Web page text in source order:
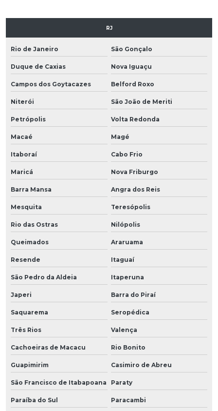
RJ
Rio de Janeiro São Gonçalo
Duque de Caxias Nova Iguaçu
Campos dos Goytacazes Belford Roxo
Niterói São João de Meriti
Petrópolis Volta Redonda
Macaé Magé
Itaboraí Cabo Frio
Maricá Nova Friburgo
Barra Mansa Angra dos Reis
Mesquita Teresópolis
Rio das Ostras Nilópolis
Queimados Araruama
Resende Itaguaí
São Pedro da Aldeia Itaperuna
Japeri Barra do Piraí
Saquarema Seropédica
Três Rios Valença
Cachoeiras de Macacu Rio Bonito
Guapimirim Casimiro de Abreu
São Francisco de Itabapoana Paraty
Paraíba do Sul Paracambi